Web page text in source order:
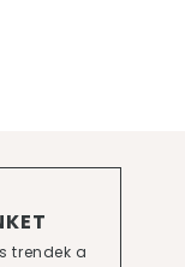
trendek a